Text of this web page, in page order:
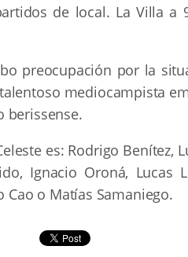
de local. La Villa
preocupación por la
mediocampista
berissense.
es: Rodrigo Benítez,
Ignacio Oroná, Lucas
Cao o Matías Samaniego.